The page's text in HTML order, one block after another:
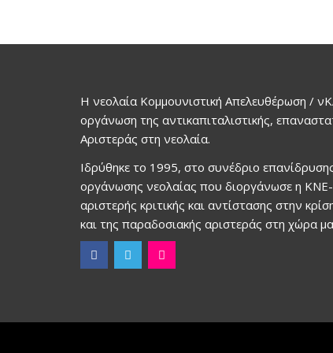
Η νεολαία Κομμουνιστική Απελευθέρωση /
οργάνωση της αντικαπιταλιστικής,
Αριστεράς στη νεολαία.
Ιδρύθηκε το 1995, στο συνέδριο
οργάνωσης νεολαίας που διοργάνωσε η
αριστερής κριτικής και αντίστασης στην
και της παραδοσιακής αριστεράς στη χώρα